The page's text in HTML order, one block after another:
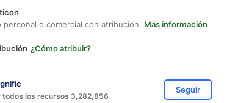
personal o comercial con atribución. Más información
¿Cómo atribuir?
todos los recursos 3,282,856
Seguir